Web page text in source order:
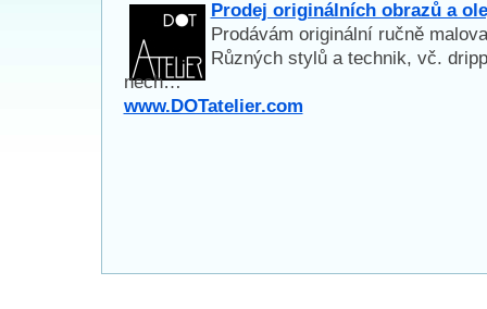
Prodej originálních obrazů a
Prodávám originální ručně
Různých stylů a technik, vč.
nech…
www.DOTatelier.com